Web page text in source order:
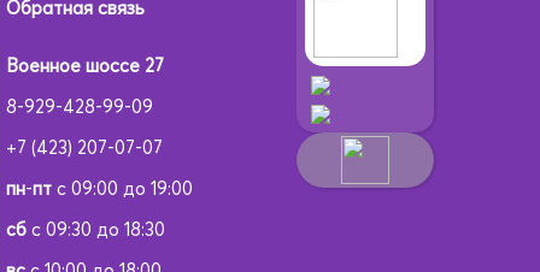
Обратная связь
Военное шоссе 27
8-929-428-99-09
+7 (423) 207-07-07
пн-птс 09:00 до 19:00
сбс 09:30 до 18:30